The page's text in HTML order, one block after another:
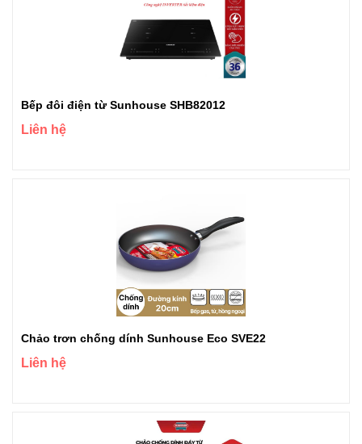
Bếp đôi điện từ Sunhouse SHB82012
Liên hệ
Chảo trơn chống dính Sunhouse Eco SVE22
Liên hệ